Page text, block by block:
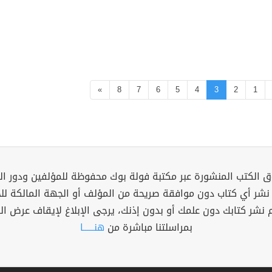
1
2
3
4
5
6
7
8
»
الكتب المنشورة عبر مكتبة فولة بوك محفوظة للمؤلفين ودور
نشر أي كتاب دون موافقة صريحة من المؤلف أو الجهة المالكة
نشر كتابك دون علمك أو بدون إذنك، يرجى الإبلاغ لإيقاف عرض
بمراسلتنا مباشرة من هنــــــا